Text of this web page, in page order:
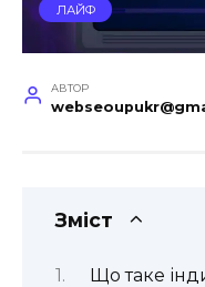
ЛАЙФ
АВТОР
Зміст
Що таке